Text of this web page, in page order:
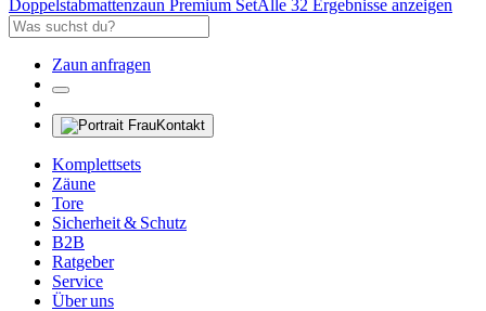
Doppelstabmattenzaun Premium SetAlle 32 Ergebnisse anzeigen
Zaun anfragen
Kontakt
Komplettsets
Zäune
Tore
Sicherheit & Schutz
B2B
Ratgeber
Service
Über uns